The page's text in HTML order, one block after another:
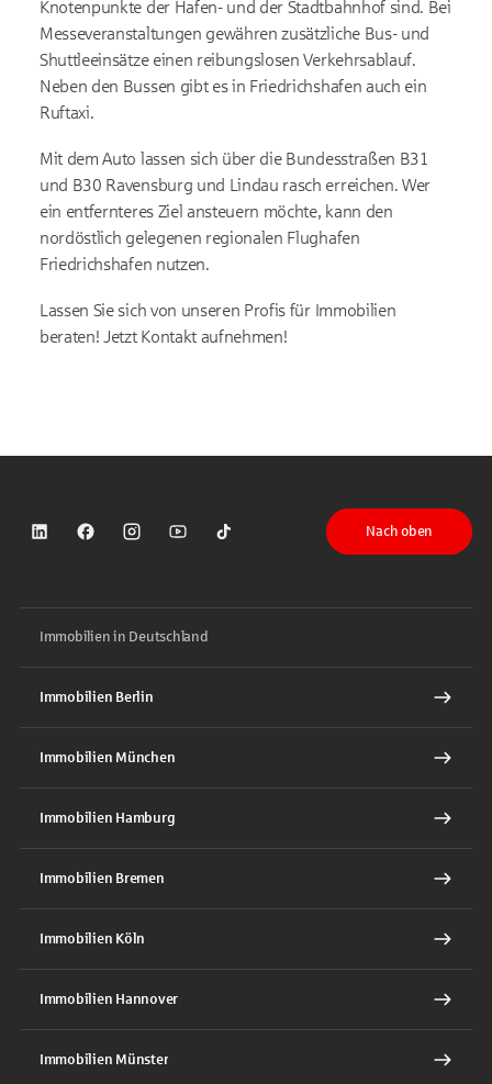
Knotenpunkte der Hafen- und der Stadtbahnhof sind. Bei
Messeveranstaltungen gewähren zusätzliche Bus- und
Shuttleeinsätze einen reibungslosen Verkehrsablauf.
Neben den Bussen gibt es in Friedrichshafen auch ein
Ruftaxi.
Mit dem Auto lassen sich über die Bundesstraßen B31
und B30 Ravensburg und Lindau rasch erreichen. Wer
ein entfernteres Ziel ansteuern möchte, kann den
nordöstlich gelegenen regionalen Flughafen
Friedrichshafen nutzen.
Lassen Sie sich von unseren Profis für Immobilien
beraten! Jetzt Kontakt aufnehmen!
Sparkasse auf LinkedIn
Sparkasse auf Facebook
Sparkasse auf Instagram
Sparkasse auf YouTube
Sparkasse auf TikTok
Nach oben
Immobilien in Deutschland
Immobilien Berlin
Immobilien München
Immobilien Hamburg
Immobilien Bremen
Immobilien Köln
Immobilien Hannover
Immobilien Münster